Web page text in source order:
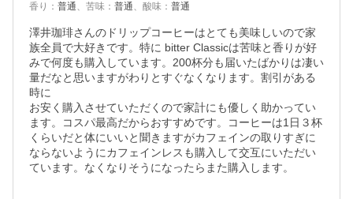
香り ： 普通、 苦味 ： 普通、 酸味 ： 普通
澤井珈琲さんのドリップコーヒーはとても美味しいので家
族全員で大好きです。特に bitter Classicは苦味と香りが好
みで何度も購入しています。200杯分も届いたばかりは凄い
量だなと思いますがわりとすぐなくなります。割引がある
時に
お安く購入させていただくので家計にも優しく助かってい
ます。コスパ最高だからおすすめです。コーヒーは1日３杯
くらいだと体にいいと聞きますがカフェインの取りすぎに
ならないようにカフェインレスも購入して交互にいただい
ています。なくなりそうになったらまた購入します。